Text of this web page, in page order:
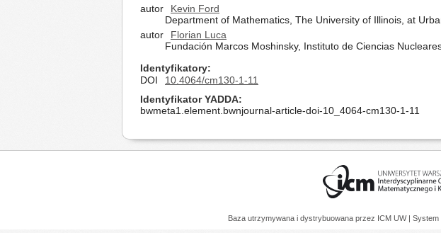
autor
Kevin Ford
Department of Mathematics, The University of Illinois, at
autor
Florian Luca
Fundación Marcos Moshinsky, Instituto de Ciencias
Identyfikatory
DOI
10.4064/cm130-1-11
Identyfikator YADDA
bwmeta1.element.bwnjournal-article-doi-10_4064-cm130-1-11
Baza utrzymywana i dystrybuowana przez ICM UW | System